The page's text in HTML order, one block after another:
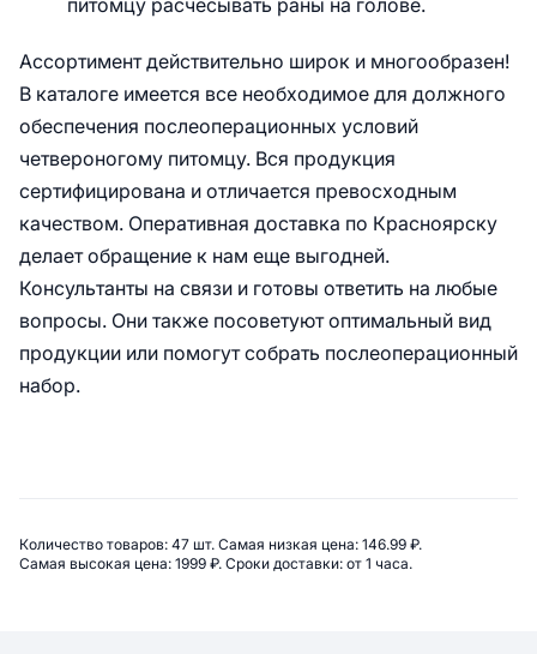
питомцу расчесывать раны на голове.
Ассортимент действительно широк и многообразен!
В каталоге имеется все необходимое для должного
обеспечения послеоперационных условий
четвероногому питомцу. Вся продукция
сертифицирована и отличается превосходным
качеством. Оперативная доставка по Красноярску
делает обращение к нам еще выгодней.
Консультанты на связи и готовы ответить на любые
вопросы. Они также посоветуют оптимальный вид
продукции или помогут собрать послеоперационный
набор.
Сводная информация по
Количество товаров: 47 шт. Самая низкая цена: 146.99 ₽.
Самая высокая цена: 1999 ₽. Сроки доставки: от 1 часа.